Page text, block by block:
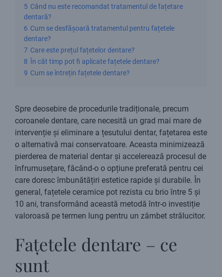
5 Când nu este recomandat tratamentul de fațetare
dentară?
6 Cum se desfășoară tratamentul pentru fațetele
dentare?
7 Care este prețul fațetelor dentare?
8 În cât timp pot fi aplicate fațetele dentare?
9 Cum se întrețin fațetele dentare?
Spre deosebire de procedurile tradiționale, precum
coroanele dentare, care necesită un grad mai mare de
intervenție și eliminare a țesutului dentar, fațetarea este
o alternativă mai conservatoare. Aceasta minimizează
pierderea de material dentar și accelerează procesul de
înfrumusețare, făcând-o o opțiune preferată pentru cei
care doresc îmbunătățiri estetice rapide și durabile. În
general, fațetele ceramice pot rezista cu brio între 5 și
10 ani, transformând această metodă într-o investiție
valoroasă pe termen lung pentru un zâmbet strălucitor.
Fațetele dentare – ce
sunt